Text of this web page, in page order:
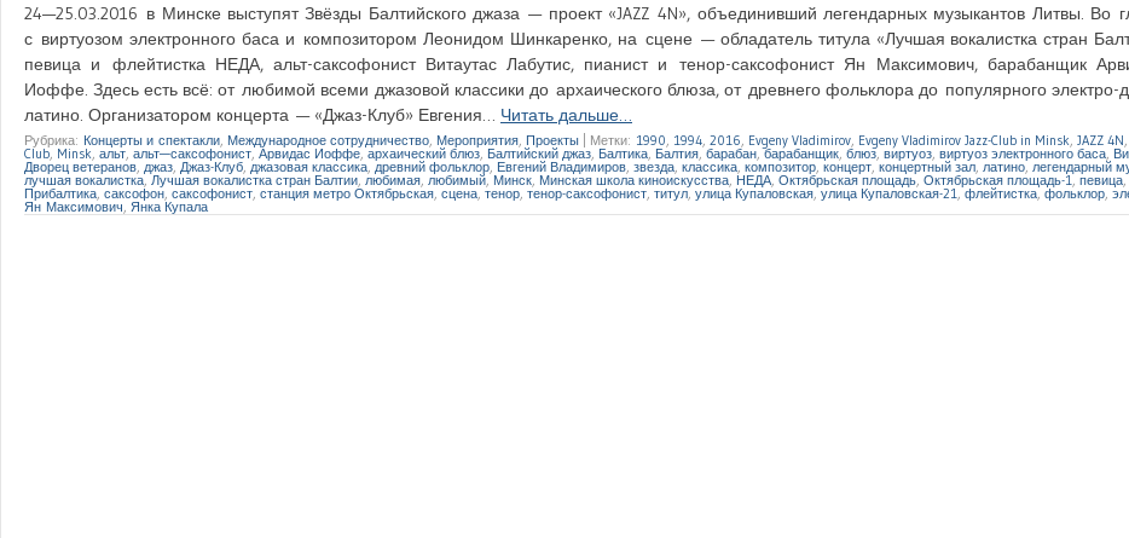
24—25.03.2016 в Минске выступят Звёзды Балтийского джаза — проект «JAZZ 4N», объединивший легендарных музыкантов Литвы. Во
с виртуозом электронного баса и композитором Леонидом Шинкаренко, на сцене — обладатель титула «Лучшая вокалистка стран
певица и флейтистка НЕДА, альт-саксофонист Витаутас Лабутис, пианист и тенор-саксофонист Ян Максимович, барабанщик
Иоффе. Здесь есть всё: от любимой всеми джазовой классики до архаического блюза, от древнего фольклора до популярного электро-
латино. Организатором концерта — «Джаз-Клуб» Евгения… Читать дальше…
Рубрика: Концерты и спектакли Международное сотрудничество Мероприятия Проекты Метки: 1990 1994 2016 Evgeny Vladimirov Evgeny Vladimirov Jazz-Club in Minsk JAZZ 4N
Club Minsk альт альт—саксофонист, Арвидас Иоффе,архаический блюз Балтийский джаз Балтика Балтия ,барабан ,барабанщик блюз, виртуоз виртуоз электронного баса
Дворец ветеранов джаз Джаз-Клуб джазовая классика древний фольклор Евгений Владимиров звезда классика композитор концерт ,концертный зал латино, легендарный
лучшая вокалистка,Лучшая вокалистка стран Балтии любимая любимый , Минск Минская школа киноискусства НЕДА Октябрьская площадь Октябрьская площадь-1, певица,
Прибалтика саксофон саксофонист станция метро Октябрьская сцена тенор тенор-саксофонист титул, улица Купаловская,улица Купаловская-21 ,флейтистка, фольклор
Ян Максимович Янка Купала